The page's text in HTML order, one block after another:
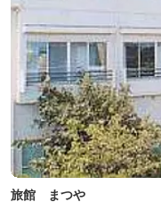
旅館 まつや